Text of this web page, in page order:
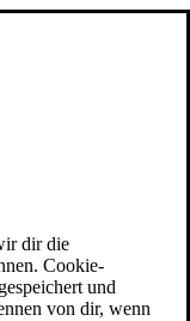
dir die
Cookie-
und
von dir, wenn